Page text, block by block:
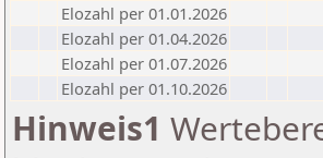
Elozahl per 01.01.2026
Elozahl per 01.04.2026
Elozahl per 01.07.2026
Elozahl per 01.10.2026
Hinweis1